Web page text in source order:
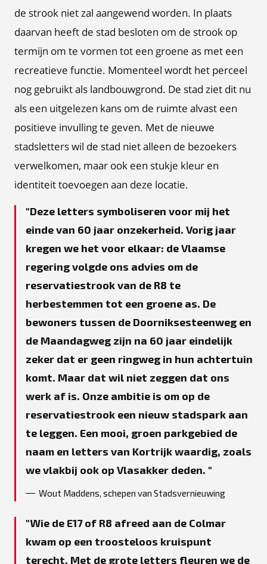
de strook niet zal aangewend worden. In plaats
daarvan heeft de stad besloten om de strook op
termijn om te vormen tot een groene as met een
recreatieve functie. Momenteel wordt het perceel
nog gebruikt als landbouwgrond. De stad ziet dit nu
als een uitgelezen kans om de ruimte alvast een
positieve invulling te geven. Met de nieuwe
stadsletters wil de stad niet alleen de bezoekers
verwelkomen, maar ook een stukje kleur en
identiteit toevoegen aan deze locatie.
Deze letters symboliseren voor mij het
einde van 60 jaar onzekerheid. Vorig jaar
kregen we het voor elkaar: de Vlaamse
regering volgde ons advies om de
reservatiestrook van de R8 te
herbestemmen tot een groene as. De
bewoners tussen de Doorniksesteenweg en
de Maandagweg zijn na 60 jaar eindelijk
zeker dat er geen ringweg in hun achtertuin
komt. Maar dat wil niet zeggen dat ons
werk af is. Onze ambitie is om op de
reservatiestrook een nieuw stadspark aan
te leggen. Een mooi, groen parkgebied de
naam en letters van Kortrijk waardig, zoals
we vlakbij ook op Vlasakker deden.
Wout Maddens, schepen van Stadsvernieuwing
Wie de E17 of R8 afreed aan de Colmar
kwam op een troosteloos kruispunt
terecht. Met de grote letters fleuren we de